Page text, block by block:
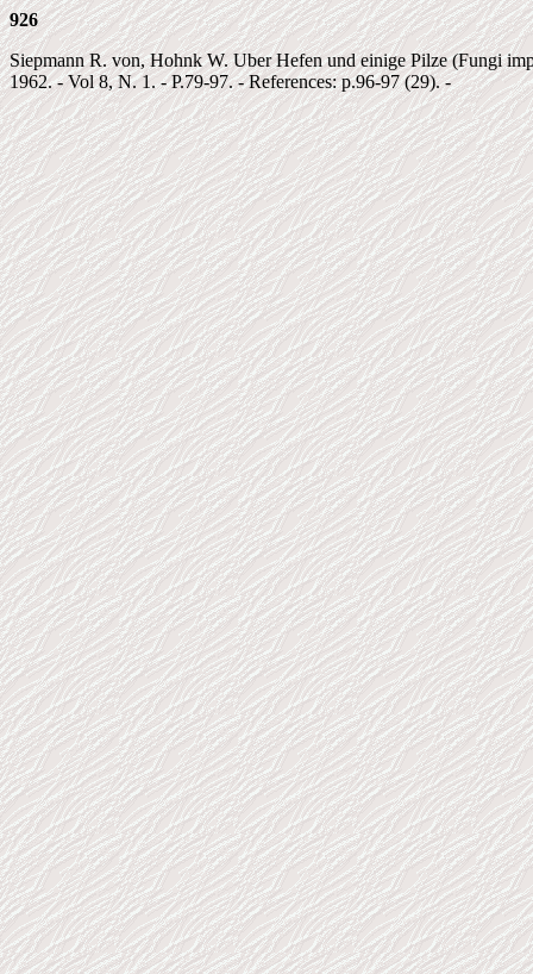
926
Siepmann R. von, Hohnk W. Uber Hefen und einige Pilze (Fungi
1962. - Vol 8, N. 1. - P.79-97. - References: p.96-97 (29). -